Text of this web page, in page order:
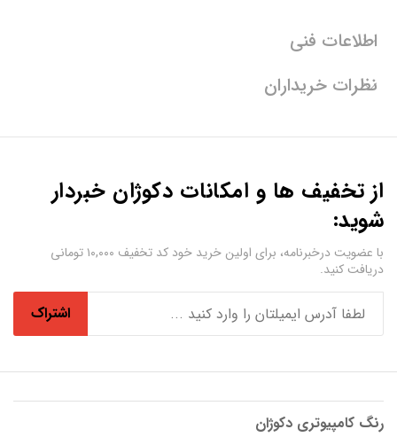
اطلاعات فنی
نظرات خریداران
از تخفیف ها و امکانات دکوژان خبردار
شوید:
با عضویت درخبرنامه، برای اولین خرید خود کد تخفیف ۱۰,۰۰۰ تومانی
دریافت کنید.
اشتراک
رنگ کامپیوتری دکوژان